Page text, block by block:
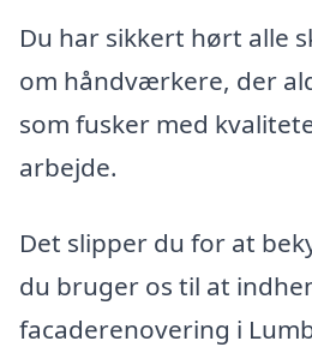
Du har sikkert hørt alle
om håndværkere, der
som fusker med
arbejde.
Det slipper du for at
du bruger os til at
facaderenovering i